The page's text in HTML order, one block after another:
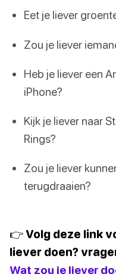
Eet je liever
Zou je liever
Heb je liever een
iPhone?
Kijk je liever naar
Rings?
Zou je liever
terugdraaien?
👉 Volg deze link
liever doen?
Wat zou je liever